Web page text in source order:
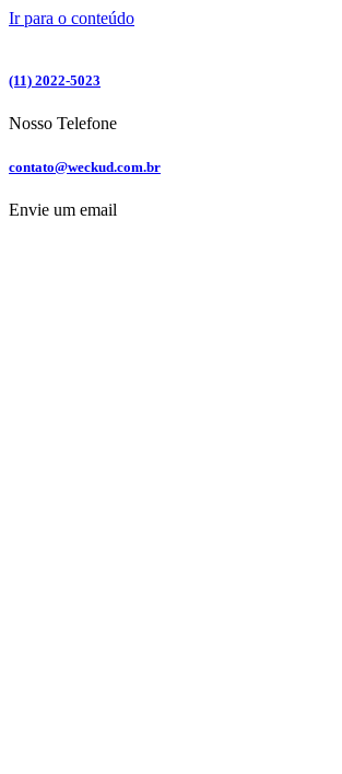
Ir para o conteúdo
(11) 2022-5023
Nosso Telefone
contato@weckud.com.br
Envie um email